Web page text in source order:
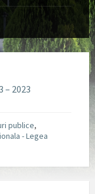
– 2023
publice,
- Legea